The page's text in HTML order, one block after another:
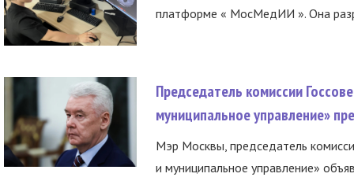
платформе « МосМедИИ ». Она
Председатель комиссии
муниципальное управление»
Мэр Москвы, председатель
и муниципальное управление»